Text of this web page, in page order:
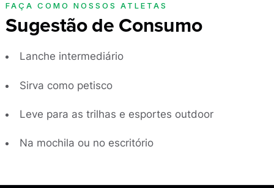
FAÇA COMO NOSSOS ATLETAS
Sugestão de Consumo
Lanche intermediário
Sirva como petisco
Leve para as trilhas e esportes outdoor
Na mochila ou no escritório